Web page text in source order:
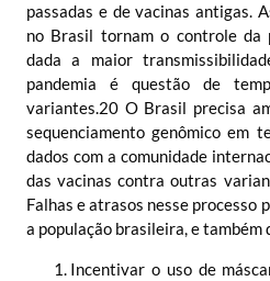
passadas e de vacinas antigas.
no Brasil tornam o controle da
dada a maior
pandemia é questão de
variantes.20 O Brasil precisa
sequenciamento genômico em
dados com a comunidade
das vacinas contra outras
Falhas e atrasos nesse processo
a população brasileira, e também
Incentivar o uso de